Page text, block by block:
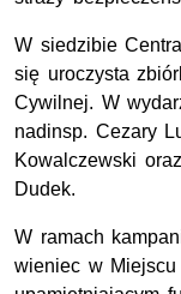
W siedzibie
się uroczysta
Cywilnej. W
nadinsp. Cezary
Kowalczewski
Dudek.
W ramach
wieniec w Miejscu